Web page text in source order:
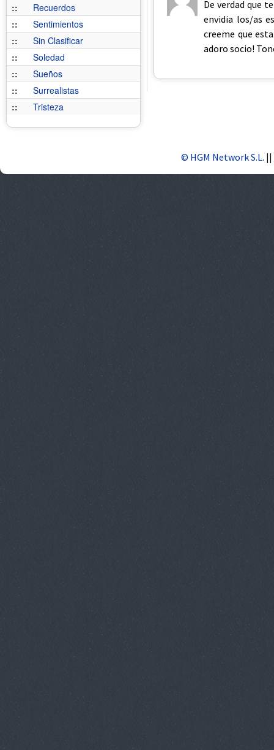
::
Recuerdos
::
Sentimientos
::
Sin Clasificar
::
Soledad
::
Sueños
::
Surrealistas
::
Tristeza
De verdad que
envidia los/as
creeme que
adoro socio!
© HGM Network S.L. ||